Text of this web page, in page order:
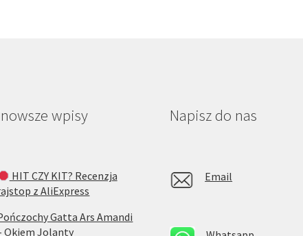
wpisy
HIT CZY KIT? Recenzja
z AliExpress
Gatta Ars Amandi
Okiem Jolanty
Napisz do nas
Email